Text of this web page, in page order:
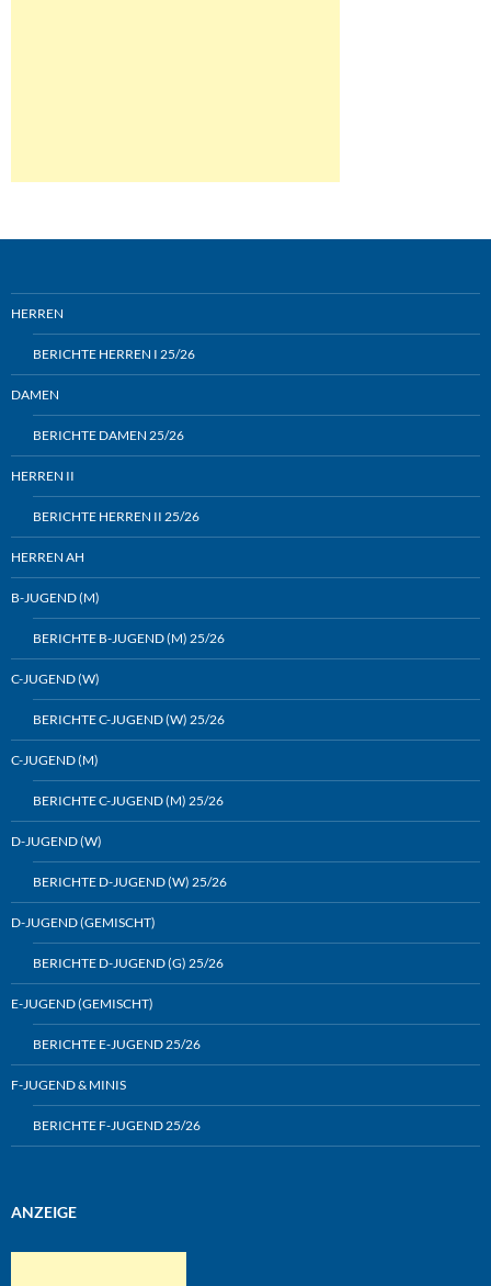
HERREN
BERICHTE HERREN I 25/26
DAMEN
BERICHTE DAMEN 25/26
HERREN II
BERICHTE HERREN II 25/26
HERREN AH
B-JUGEND (M)
BERICHTE B-JUGEND (M) 25/26
C-JUGEND (W)
BERICHTE C-JUGEND (W) 25/26
C-JUGEND (M)
BERICHTE C-JUGEND (M) 25/26
D-JUGEND (W)
BERICHTE D-JUGEND (W) 25/26
D-JUGEND (GEMISCHT)
BERICHTE D-JUGEND (G) 25/26
E-JUGEND (GEMISCHT)
BERICHTE E-JUGEND 25/26
F-JUGEND & MINIS
BERICHTE F-JUGEND 25/26
ANZEIGE